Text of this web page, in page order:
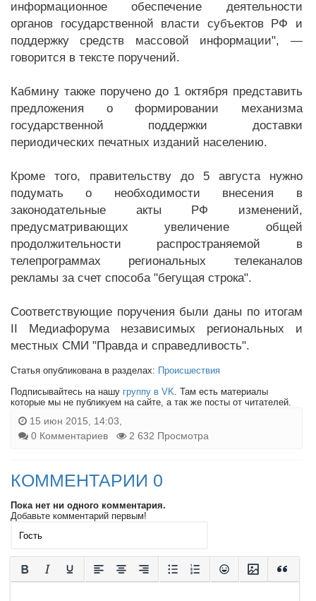
информационное обеспечение деятельности
органов государственной власти субъектов РФ и
поддержку средств массовой информации", —
говорится в тексте поручений.
Кабмину также поручено до 1 октября представить
предложения о формировании механизма
государственной поддержки доставки
периодических печатных изданий населению.
Кроме того, правительству до 5 августа нужно
подумать о необходимости внесения в
законодательные акты РФ изменений,
предусматривающих увеличение общей
продолжительности распространяемой в
телепрограммах региональных телеканалов
рекламы за счет способа "бегущая строка".
Соответствующие поручения были даны по итогам
II Медиафорума независимых региональных и
местных СМИ "Правда и справедливость".
Статья опубликована в разделах: Происшествия
Подписывайтесь на нашу группу в VK. Там есть материалы
которые мы не публикуем на сайте, а так же посты от читателей.
15 июн 2015, 14:03,
0 Комментариев
2 632 Просмотра
КОММЕНТАРИИ 0
Пока нет ни одного комментария.
Добавьте комментарий первым!